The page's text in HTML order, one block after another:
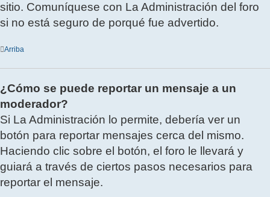
sitio. Comuníquese con La Administración del foro
si no está seguro de porqué fue advertido.
Arriba
¿Cómo se puede reportar un mensaje a un
moderador?
Si La Administración lo permite, debería ver un
botón para reportar mensajes cerca del mismo.
Haciendo clic sobre el botón, el foro le llevará y
guiará a través de ciertos pasos necesarios para
reportar el mensaje.